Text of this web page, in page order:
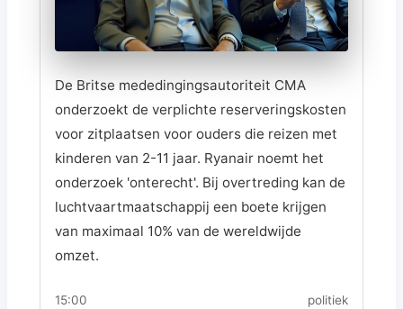
De Britse mededingingsautoriteit CMA
onderzoekt de verplichte reserveringskosten
voor zitplaatsen voor ouders die reizen met
kinderen van 2-11 jaar. Ryanair noemt het
onderzoek 'onterecht'. Bij overtreding kan de
luchtvaartmaatschappij een boete krijgen
van maximaal 10% van de wereldwijde
omzet.
15:00 politiek